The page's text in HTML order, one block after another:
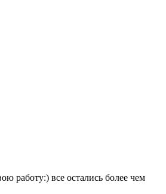
работу:) все остались более чем